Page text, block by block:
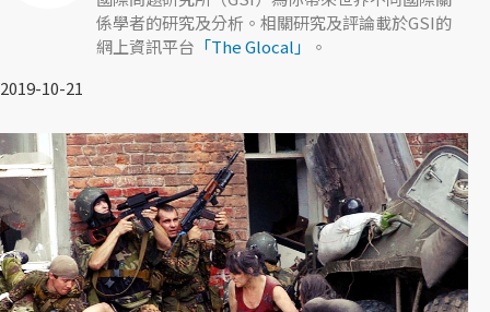
係學者的研究及分析。相關研究及評論載於GSI的
網上資訊平台 「The Glocal」
。
2019-10-21